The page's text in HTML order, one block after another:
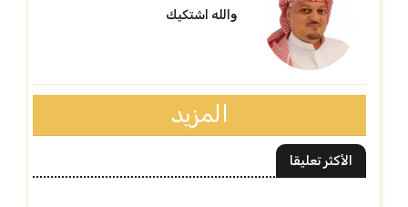
والله اشتكيك
المزيد
الأكثر تعليقا